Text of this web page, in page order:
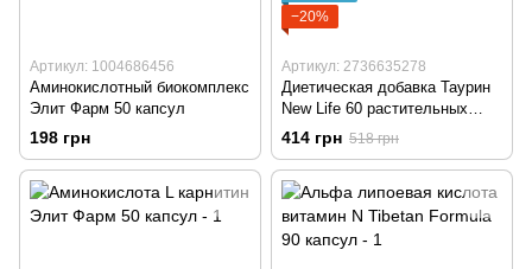
Артикул: 1004686456
Аминокислотный биокомплекс
Элит Фарм 50 капсул
198 грн
−20%
Артикул: 2736635278
Диетическая добавка Таурин
New Life 60 растительных
капсул
414 грн 518 грн